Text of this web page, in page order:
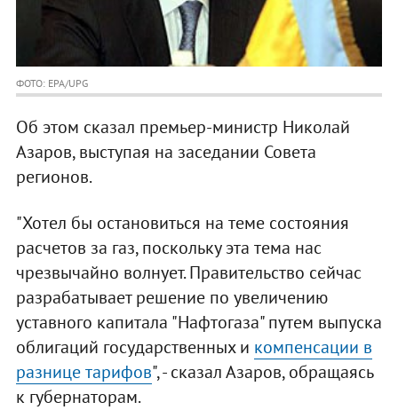
ФОТО: EPA/UPG
Об этом сказал премьер-министр Николай
Азаров, выступая на заседании Совета
регионов.
"Хотел бы остановиться на теме состояния
расчетов за газ, поскольку эта тема нас
чрезвычайно волнует. Правительство сейчас
разрабатывает решение по увеличению
уставного капитала "Нафтогаза" путем выпуска
облигаций государственных и компенсации в
разнице тарифов", - сказал Азаров, обращаясь
к губернаторам.